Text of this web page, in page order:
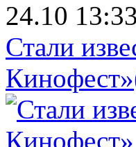
24.10 13:33
Стали
Кинофест»